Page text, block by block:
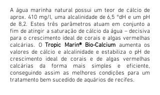
A água marinha natural possui um teor de cálcio de
aprox. 410 mg/l, uma alcalinidade de 6,5 °dH e um pH
de 8,2. Estes três parâmetros atuam em conjunto a
fim de atingir a saturação de cálcio da água – decisiva
para o crescimento ideal de corais e algas vermelhas
calcárias. O Tropic Marin® Bio-Calcium aumenta os
valores de cálcio e alcalinidade e estabiliza o pH de
crescimento ideal de corais e de algas vermelhas
calcárias da forma mais simples e eficiente,
conseguindo assim as melhores condições para um
tratamento bem sucedido de aquários de recifes.